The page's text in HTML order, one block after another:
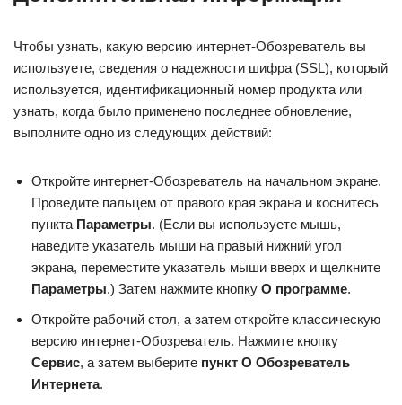
Чтобы узнать, какую версию интернет-Обозреватель вы
используете, сведения о надежности шифра (SSL), который
используется, идентификационный номер продукта или
узнать, когда было применено последнее обновление,
выполните одно из следующих действий:
Откройте интернет-Обозреватель на начальном экране.
Проведите пальцем от правого края экрана и коснитесь
пункта Параметры. (Если вы используете мышь,
наведите указатель мыши на правый нижний угол
экрана, переместите указатель мыши вверх и щелкните
Параметры.) Затем нажмите кнопку О программе.
Откройте рабочий стол, а затем откройте классическую
версию интернет-Обозреватель. Нажмите кнопку
Сервис, а затем выберите пункт О Обозреватель
Интернета.